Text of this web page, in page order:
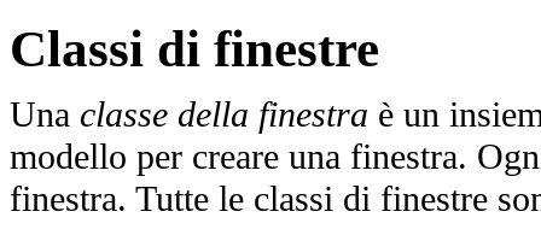
Classi di finestre
Una classe della finestra è un
modello per creare una finestra.
finestra. Tutte le classi di finestre